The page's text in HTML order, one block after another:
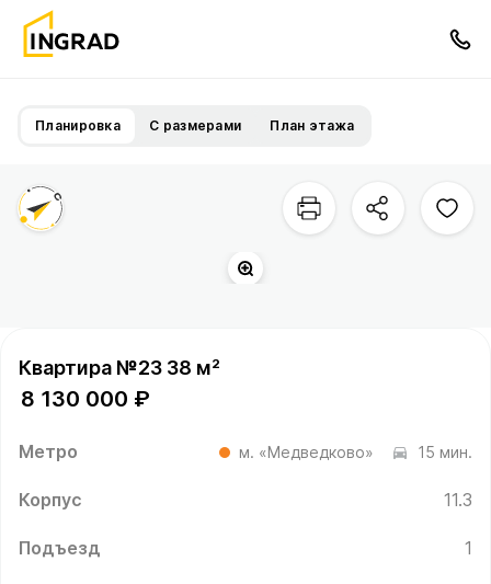
Планировка С размерами План этажа
Квартира №23 38 м²
8 130 000 ₽
Метро м. «Медведково» 15 мин.
Корпус 11.3
Подъезд 1